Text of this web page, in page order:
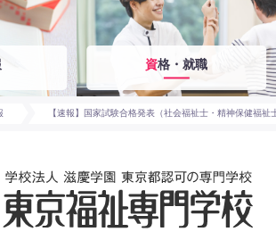
資格・就職
【速報】国家試験合格発表（社会福祉士・精神保健福